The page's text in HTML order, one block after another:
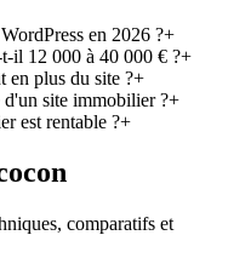
en 2026 ?+
il 12 000 à 40 000 € ?+
en plus du site ?+
d'un site immobilier ?+
est rentable ?+
comparatifs et